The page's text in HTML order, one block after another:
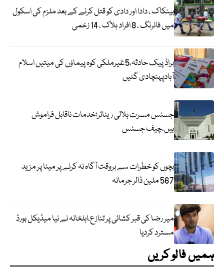
بینکاک ، دادا اور دادی کو قتل کرنے کے بعد ملزم کی اسکول
میں فائرنگ ، 8 افراد ہلاک ، 14 زخمی
براڈ پیک حادثہ،5غیرملکی کوہ پیماؤں کی میتیں اسلام
آبادپہنچادی گئیں
جسٹس مسرت ہلالی ریٹائر؛خدمات ناقابل فراموش
ہیں،چیف جسٹس
بچوں کو خطرات سے بروقت آگاہ نہ کرنے پر میٹا پر مزید
567 ملین ڈالر جرمانہ
میر رضا کی قبر کشائی پر تنازع،اہلخانہ نے نیا میڈیکل بورڈ
مسترد کردیا
ہمیں فالو کریں